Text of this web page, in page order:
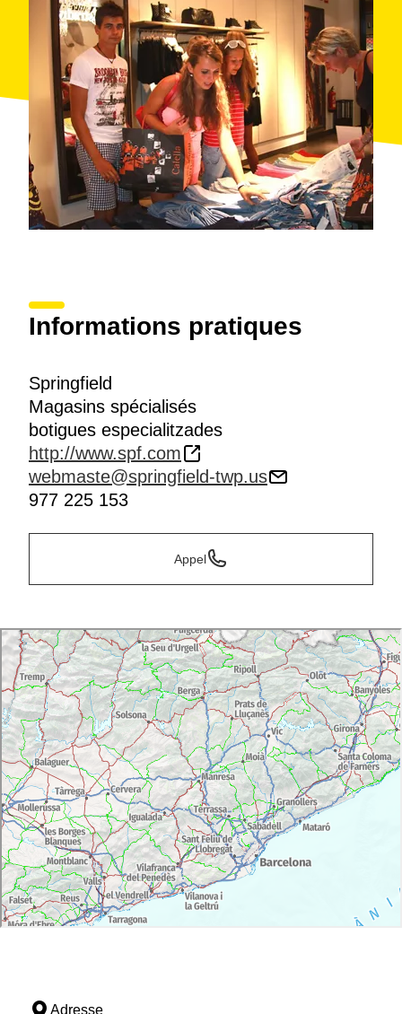
Informations pratiques
Springfield
Magasins spécialisés
botigues especialitzades
http://www.spf.com
webmaste@springfield-twp.us
977 225 153
Appel
Adresse